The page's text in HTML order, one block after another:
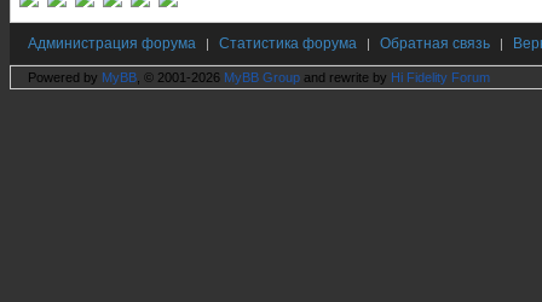
Администрация форума | Статистика форума | Обратная связь |
Powered by MyBB , © 2001-2026 MyBB Group and rewrite by Hi Fidelity Forum